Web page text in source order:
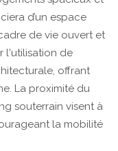
d’un espace
de vie ouvert et
l'utilisation de
offrant
La proximité du
souterrain visent à
la mobilité